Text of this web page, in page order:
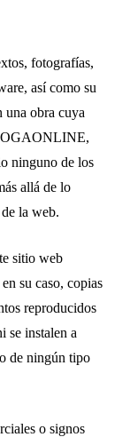
fotografías,
así como su
una obra cuya
ninguno de los
allá de lo
la web.
sitio web
su caso, copias
reproducidos
se instalen a
de ningún tipo
o signos